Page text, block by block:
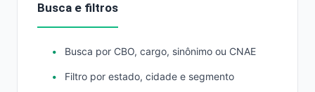
Busca e filtros
Busca por CBO, cargo, sinônimo ou CNAE
Filtro por estado, cidade e segmento